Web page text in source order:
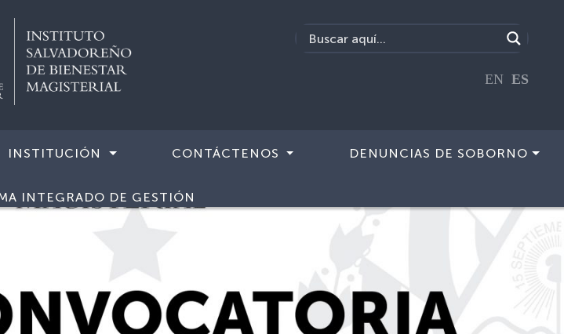
EN ES
INSTITUCIÓN CONTÁCTENOS DENUNCIAS DE SOBORNO
INTEGRADO DE GESTIÓN